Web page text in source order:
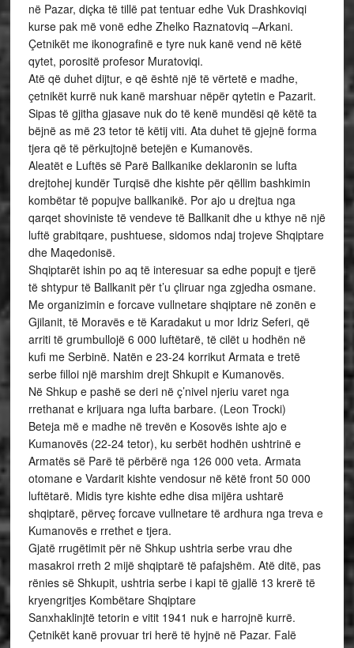
në Pazar, diçka të tillë pat tentuar edhe Vuk Drashkoviqi
kurse pak më vonë edhe Zhelko Raznatoviq –Arkani.
Çetnikët me ikonografinë e tyre nuk kanë vend në këtë
qytet, porositë profesor Muratoviqi.
Atë që duhet dijtur, e që është një të vërtetë e madhe,
çetnikët kurrë nuk kanë marshuar nëpër qytetin e Pazarit.
Sipas të gjitha gjasave nuk do të kenë mundësi që këtë ta
bëjnë as më 23 tetor të këtij viti. Ata duhet të gjejnë forma
tjera që të përkujtojnë betejën e Kumanovës.
Aleatët e Luftës së Parë Ballkanike deklaronin se lufta
drejtohej kundër Turqisë dhe kishte për qëllim bashkimin
kombëtar të popujve ballkanikë. Por ajo u drejtua nga
qarqet shoviniste të vendeve të Ballkanit dhe u kthye në një
luftë grabitqare, pushtuese, sidomos ndaj trojeve Shqiptare
dhe Maqedonisë.
Shqiptarët ishin po aq të interesuar sa edhe popujt e tjerë
të shtypur të Ballkanit për t’u çliruar nga zgjedha osmane.
Me organizimin e forcave vullnetare shqiptare në zonën e
Gjilanit, të Moravës e të Karadakut u mor Idriz Seferi, që
arriti të grumbullojë 6 000 luftëtarë, të cilët u hodhën në
kufi me Serbinë. Natën e 23-24 korrikut Armata e tretë
serbe filloi një marshim drejt Shkupit e Kumanovës.
Në Shkup e pashë se deri në ç’nivel njeriu varet nga
rrethanat e krijuara nga lufta barbare. (Leon Trocki)
Beteja më e madhe në trevën e Kosovës ishte ajo e
Kumanovës (22-24 tetor), ku serbët hodhën ushtrinë e
Armatës së Parë të përbërë nga 126 000 veta. Armata
otomane e Vardarit kishte vendosur në këtë front 50 000
luftëtarë. Midis tyre kishte edhe disa mijëra ushtarë
shqiptarë, përveç forcave vullnetare të ardhura nga treva e
Kumanovës e rrethet e tjera.
Gjatë rrugëtimit për në Shkup ushtria serbe vrau dhe
masakroi rreth 2 mijë shqiptarë të pafajshëm. Atë ditë, pas
rënies së Shkupit, ushtria serbe i kapi të gjallë 13 krerë të
kryengritjes Kombëtare Shqiptare
Sanxhaklinjtë tetorin e vitit 1941 nuk e harrojnë kurrë.
Çetnikët kanë provuar tri herë të hyjnë në Pazar. Falë